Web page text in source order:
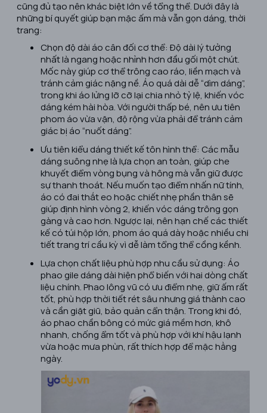
cũng đủ tạo nên khác biệt lớn về tổng thể. Dưới đây là
những bí quyết giúp bạn mặc ấm mà vẫn gọn dáng, thời
trang:
Chọn độ dài áo cân đối cơ thể: Độ dài lý tưởng
nhất là ngang hoặc nhỉnh hơn đầu gối một chút.
Mốc này giúp cơ thể trông cao ráo, liền mạch và
tránh cảm giác nặng nề. Áo quá dài dễ “dìm dáng”,
trong khi áo lửng lỡ cỡ lại chia nhỏ tỷ lệ, khiến vóc
dáng kém hài hòa. Với người thấp bé, nên ưu tiên
phom áo vừa vặn, độ rộng vừa phải để tránh cảm
giác bị áo “nuốt dáng”.
Ưu tiên kiểu dáng thiết kế tôn hình thể: Các mẫu
dáng suông nhẹ là lựa chọn an toàn, giúp che
khuyết điểm vòng bụng và hông mà vẫn giữ được
sự thanh thoát. Nếu muốn tạo điểm nhấn nữ tính,
áo có đai thắt eo hoặc chiết nhẹ phần thân sẽ
giúp định hình vòng 2, khiến vóc dáng trông gọn
gàng và cao hơn. Ngược lại, nên hạn chế các thiết
kế có túi hộp lớn, phom áo quá dày hoặc nhiều chi
tiết trang trí cầu kỳ vì dễ làm tổng thể cồng kềnh.
Lựa chọn chất liệu phù hợp nhu cầu sử dụng: Áo
phao gile dáng dài hiện phổ biến với hai dòng chất
liệu chính. Phao lông vũ có ưu điểm nhẹ, giữ ấm rất
tốt, phù hợp thời tiết rét sâu nhưng giá thành cao
và cần giặt giũ, bảo quản cẩn thận. Trong khi đó,
áo phao chần bông có mức giá mềm hơn, khô
nhanh, chống ẩm tốt và phù hợp với khí hậu lạnh
vừa hoặc mưa phùn, rất thích hợp để mặc hằng
ngày.